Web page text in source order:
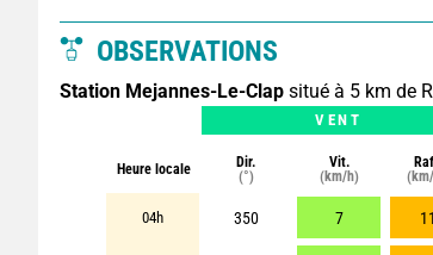
OBSERVATIONS
Station Mejannes-Le-Clap situé à 5 km de
VENT
Heure locale
Dir.
(°)
Vit.
(km/h)
04h 350 7 11